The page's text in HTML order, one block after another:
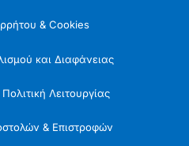
& Cookies
και Διαφάνειας
Λειτουργίας
& Επιστροφών